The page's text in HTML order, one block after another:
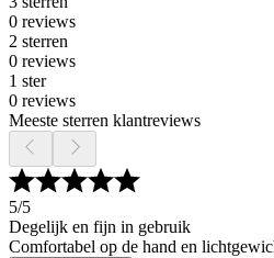
0 reviews
2 sterren
0 reviews
1 ster
0 reviews
Meeste sterren klantreviews
5/5
Degelijk en fijn in gebruik
Comfortabel op de hand en